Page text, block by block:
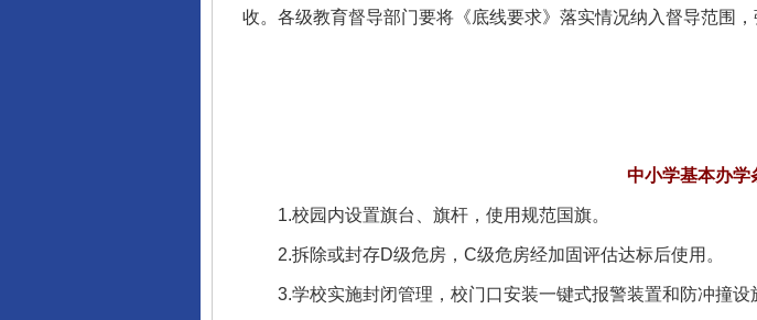
收。各级教育督导部门要将《底线要求》落实情况纳入督导范围，
中小学基本办学
1.校园内设置旗台、旗杆，使用规范国旗。
2.拆除或封存D级危房，C级危房经加固评估达标后使用。
3.学校实施封闭管理，校门口安装一键式报警装置和防冲撞设